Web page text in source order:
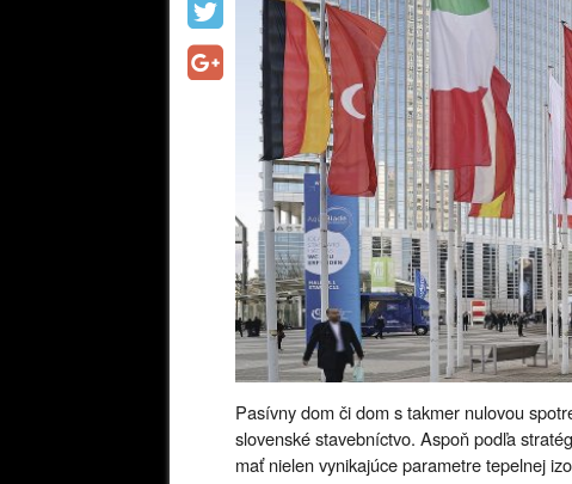
Pasívny dom či dom s takmer nulovou
slovenské stavebníctvo. Aspoň podľa
mať nielen vynikajúce parametre tepelnej